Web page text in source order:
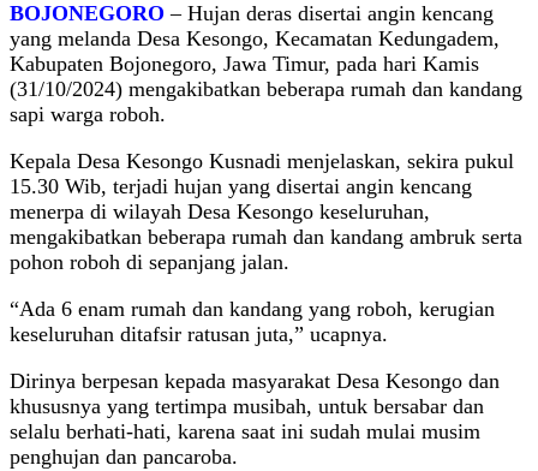
BOJONEGORO – Hujan deras disertai angin kencang
yang melanda Desa Kesongo, Kecamatan Kedungadem,
Kabupaten Bojonegoro, Jawa Timur, pada hari Kamis
(31/10/2024) mengakibatkan beberapa rumah dan kandang
sapi warga roboh.
Kepala Desa Kesongo Kusnadi menjelaskan, sekira pukul
15.30 Wib, terjadi hujan yang disertai angin kencang
menerpa di wilayah Desa Kesongo keseluruhan,
mengakibatkan beberapa rumah dan kandang ambruk serta
pohon roboh di sepanjang jalan.
“Ada 6 enam rumah dan kandang yang roboh, kerugian
keseluruhan ditafsir ratusan juta,” ucapnya.
Dirinya berpesan kepada masyarakat Desa Kesongo dan
khususnya yang tertimpa musibah, untuk bersabar dan
selalu berhati-hati, karena saat ini sudah mulai musim
penghujan dan pancaroba.